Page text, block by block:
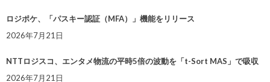
ロジポケ、「パスキー認証（MFA）」機能をリリース
2026年7月21日
NTTロジスコ、エンタメ物流の平時5倍の波動を「t-Sort MAS」で吸収
2026年7月21日